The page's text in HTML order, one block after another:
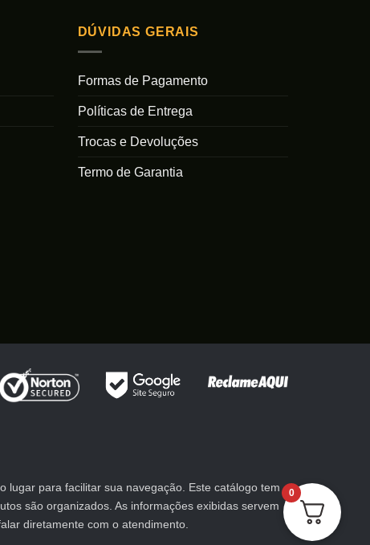
DÚVIDAS GERAIS
Formas de Pagamento
Políticas de Entrega
Trocas e Devoluções
Termo de Garantia
lugar para facilitar sua navegação. Este catálogo tem
são organizados. As informações exibidas servem
diretamente com o atendimento.
0